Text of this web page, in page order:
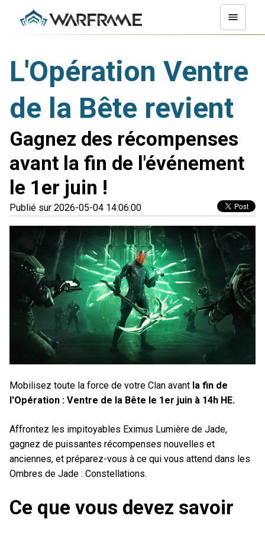
L'Opération Ventre
de la Bête revient
Gagnez des récompenses
avant la fin de l'événement
le 1er juin !
Publié sur 2026-05-04 14:06:00
Mobilisez toute la force de votre Clan avant la fin de
l'Opération : Ventre de la Bête le 1er juin à 14h HE.
Affrontez les impitoyables Eximus Lumière de Jade,
gagnez de puissantes récompenses nouvelles et
anciennes, et préparez-vous à ce qui vous attend dans les
Ombres de Jade : Constellations.
Ce que vous devez savoir